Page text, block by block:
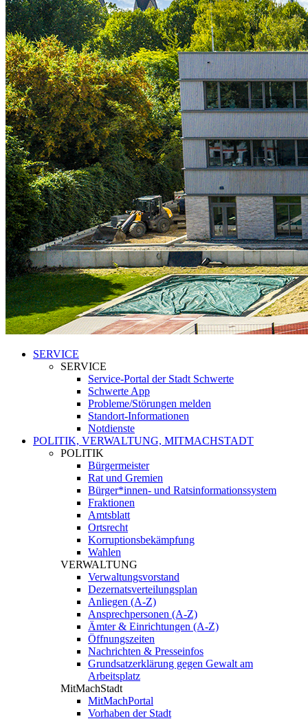
SERVICE
SERVICE
Service-Portal der Stadt Schwerte
Schwerte App
Probleme/Störungen melden
Standort-Informationen
Notdienste
POLITIK, VERWALTUNG, MITMACHSTADT
POLITIK
Bürgermeister
Rat und Gremien
Bürger*innen- und Ratsinformationssystem
Fraktionen
Amtsblatt
Ortsrecht
Korruptionsbekämpfung
Wahlen
VERWALTUNG
Verwaltungsvorstand
Dezernatsverteilungsplan
Anliegen (A-Z)
Ansprechpersonen (A-Z)
Ämter & Einrichtungen (A-Z)
Öffnungszeiten
Nachrichten & Presseinfos
Grundsatzerklärung gegen Gewalt am
Arbeitsplatz
MitMachStadt
MitMachPortal
Vorhaben der Stadt